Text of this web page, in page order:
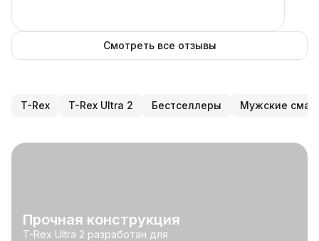
Смотреть все отзывы
T-Rex T-Rex Ultra 2 Бестселлеры Мужские
Прочная конструкция
T-Rex Ultra 2 разработан для